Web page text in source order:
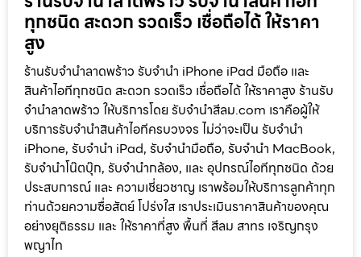
ทุกชนิด สะดวก รวดเร็ว เชื่อถือได้ ให้ราคา
สูง
ร้านรับจำนำลาดพร้าว รับจำนำ iPhone iPad มือถือ และ
สินค้าไอทีทุกชนิด สะดวก รวดเร็ว เชื่อถือได้ ให้ราคาสูง ร้านรับ
จำนำลาดพร้าว ให้บริการโดย รับจํานําสีลม.com เราคือผู้ให้
บริการรับจำนำสินค้าไอทีครบวงจร ไม่ว่าจะเป็น รับจำนำ
iPhone, รับจำนำ iPad, รับจำนำมือถือ, รับจำนำ MacBook,
รับจำนำโน๊ตบุ๊ก, รับจำนำกล้อง, และ อุปกรณ์ไอทีทุกชนิด ด้วย
ประสบการณ์ และ ความเชี่ยวชาญ เราพร้อมให้บริการลูกค้าทุก
ท่านด้วยความซื่อสัตย์ โปร่งใส เราประเมินราคาสินค้าของคุณ
อย่างยุติธรรม และ ให้ราคาที่สูง พื้นที่ สีลม สาทร เจริญกรุง
พญาไท